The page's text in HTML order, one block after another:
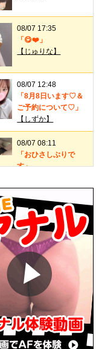
08/07 17:35
「😋❤️」
【じゅりな】
08/07 12:48
「8月8日います♡＆
ご予約について♡」
【しずか】
08/07 08:11
「おひさしぶりで
す」
08/06 19:43
「😘」
【じゅりな】
08/06 00:59
「8月5日のお礼♡」
【しずか】
08/05 20:12
「8月5日のお礼💻🎇
👓」
【りん】